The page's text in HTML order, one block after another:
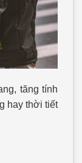
tăng tính
hay thời tiết